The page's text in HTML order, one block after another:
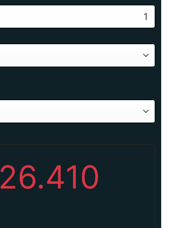
26.410